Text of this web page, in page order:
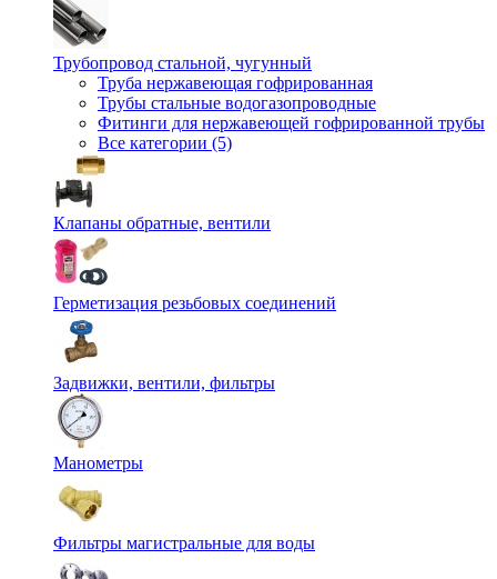
Трубопровод стальной, чугунный
Труба нержавеющая гофрированная
Трубы стальные водогазопроводные
Фитинги для нержавеющей гофрированной трубы
Все категории (5)
Клапаны обратные, вентили
Герметизация резьбовых соединений
Задвижки, вентили, фильтры
Манометры
Фильтры магистральные для воды